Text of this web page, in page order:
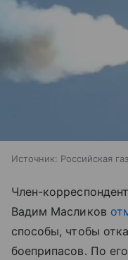
Источник: Российская
Член-
Вадим Масликов
способы, чтобы
боеприпасов. По